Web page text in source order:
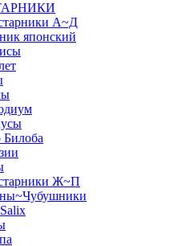
А~Д
японский
Билоба
Ж~П